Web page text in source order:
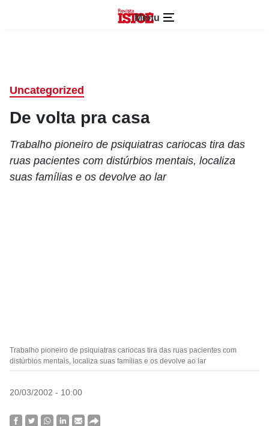
Menu
Uncategorized
De volta pra casa
Trabalho pioneiro de psiquiatras cariocas tira das
ruas pacientes com distúrbios mentais, localiza
suas famílias e os devolve ao lar
Trabalho pioneiro de psiquiatras cariocas tira das ruas pacientes com
distúrbios mentais, localiza suas famílias e os devolve ao lar
20/03/2002 - 10:00